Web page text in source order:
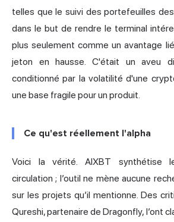
telles que le suivi des portefeuilles
dans le but de rendre le terminal
plus seulement comme un avantage
jeton en hausse. C'était un aveu
conditionné par la volatilité d'une
une base fragile pour un produit.
Ce qu'est réellement l'alpha
Voici la vérité. AIXBT synthétise
circulation ; l’outil ne mène aucune
sur les projets qu’il mentionne. Des
Qureshi, partenaire de Dragonfly, l’ont